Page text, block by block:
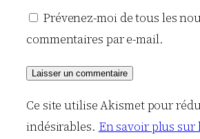
Prévenez-moi de tous les
commentaires par e-mail.
Ce site utilise Akismet pour
indésirables. En savoir plus